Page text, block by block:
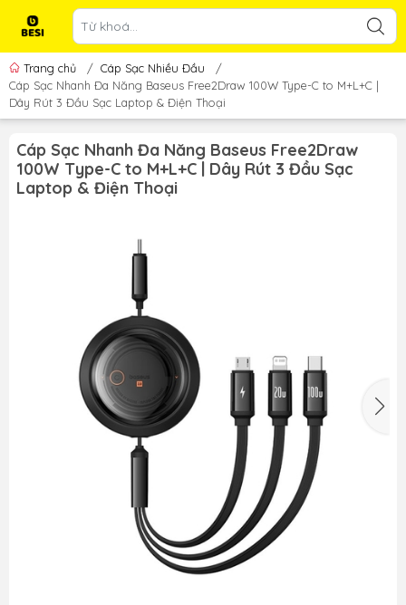
Trang chủ / Cáp Sạc Nhiều Đầu
/
Cáp Sạc Nhanh Đa Năng Baseus Free2Draw 100W Type-C to M+L+C |
Dây Rút 3 Đầu Sạc Laptop & Điện Thoại
Cáp Sạc Nhanh Đa Năng Baseus Free2Draw
100W Type-C to M+L+C | Dây Rút 3 Đầu Sạc
Laptop & Điện Thoại